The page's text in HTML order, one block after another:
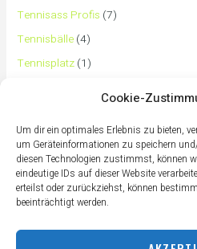
Cookie-
Um dir ein optimales Erlebnis zu bieten,
um Geräteinformationen zu speichern
diesen Technologien zustimmst, können
eindeutige IDs auf dieser Website
erteilst oder zurückziehst, können
beeinträchtigt werden.
Tennisass Profis (7)
Tennisbälle (4)
Tennisplatz (1)
Tennistaschen(2)
Tennisurlaub(1)